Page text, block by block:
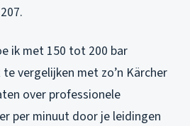
ik met 150 tot 200 bar
vergelijken met zo’n Kärcher
over professionele
per minuut door je leidingen